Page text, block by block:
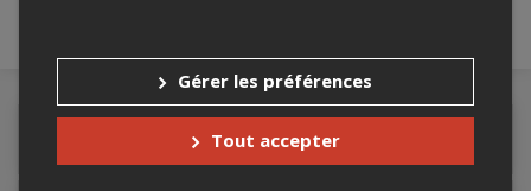
Détails de l'événement
Gérer les préférences
Tout accepter